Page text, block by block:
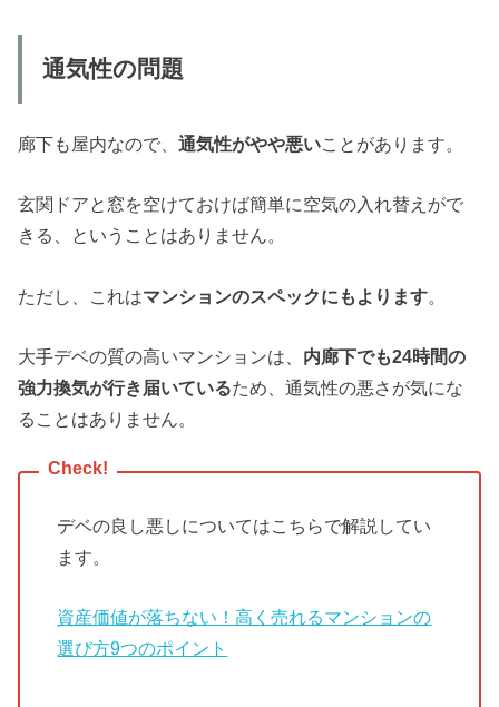
通気性の問題
廊下も屋内なので、通気性がやや悪いことがあります。
玄関ドアと窓を空けておけば簡単に空気の入れ替えがで
きる、ということはありません。
ただし、これはマンションのスペックにもよります
大手デベの質の高いマンションは、 内廊下でも24時間の
強力換気が行き届いているため、通気性の悪さが気にな
ることはありません。
デベの良し悪しについてはこちらで解説してい
ます。
資産価値が落ちない！高く売れるマンションの
選び方9つのポイント